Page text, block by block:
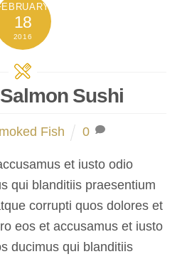
18
2016
Sushi
Fish 0
et iusto odio
qui blanditiis praesentium
corrupti quos dolores et
eos et accusamus et iusto
ducimus qui blanditiis